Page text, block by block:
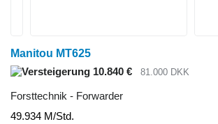
Manitou MT625
10.840 €
81.000 DKK
Forsttechnik - Forwarder
49.934 M/Std.